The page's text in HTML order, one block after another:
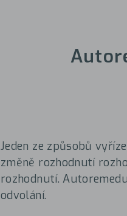
Jeden ze způsobů
změně rozhodnutí
rozhodnutí.
odvolání.